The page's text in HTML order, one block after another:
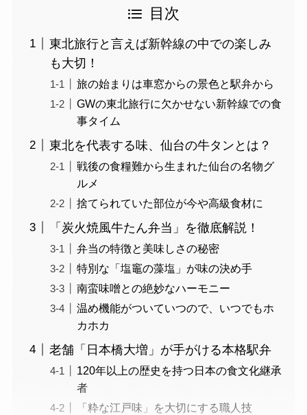
目次
東北旅行と言えば新幹線の中での楽しみ
も大切！
旅の始まりは車窓からの景色と駅弁から
GWの東北旅行に欠かせない新幹線での食
事タイム
東北を代表する味、仙台の牛タンとは？
戦後の食糧難から生まれた仙台の名物グ
ルメ
捨てられていた部位が今や高級食材に
「炭火焼風牛たん弁当」を徹底解説！
弁当の特徴と美味しさの秘密
特別な「塩竈の藻塩」が味の決め手
南蛮味噌との絶妙なハーモニー
温め機能がついていつので、いつでもホ
カホカ
老舗「日本橋大増」が手がける本格駅弁
120年以上の歴史を持つ日本の食文化継承
者
「粋な江戸味」を大切にする職人技